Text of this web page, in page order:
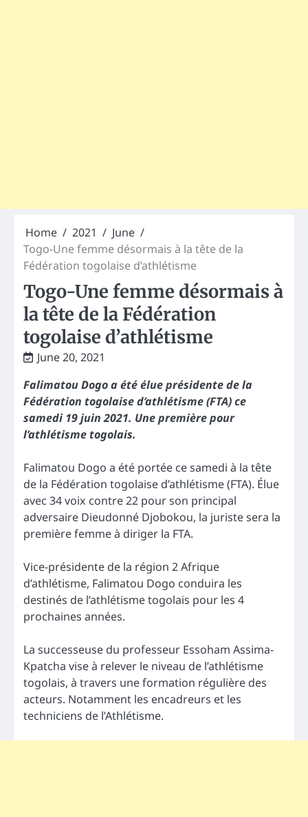
Home 2021
June
Togo-Une femme désormais à la tête de la
Fédération togolaise d’athlétisme
Togo-Une femme désormais à
la tête de la Fédération
togolaise d’athlétisme
June 20, 2021
Falimatou Dogo a été élue présidente de la
Fédération togolaise d’athlétisme (FTA) ce
samedi 19 juin 2021. Une première pour
l’athlétisme togolais.
Falimatou Dogo a été portée ce samedi à la tête
de la Fédération togolaise d’athlétisme (FTA). Élue
avec 34 voix contre 22 pour son principal
adversaire Dieudonné Djobokou, la juriste sera la
première femme à diriger la FTA.
Vice-présidente de la région 2 Afrique
d’athlétisme, Falimatou Dogo conduira les
destinés de l’athlétisme togolais pour les 4
prochaines années.
La successeuse du professeur Essoham Assima-
Kpatcha vise à relever le niveau de l’athlétisme
togolais, à travers une formation régulière des
acteurs. Notamment les encadreurs et les
techniciens de l’Athlétisme.